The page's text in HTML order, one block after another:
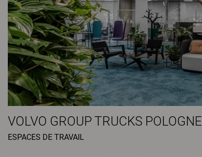
VOLVO GROUP TRUCKS POLOGNE
ESPACES DE TRAVAIL